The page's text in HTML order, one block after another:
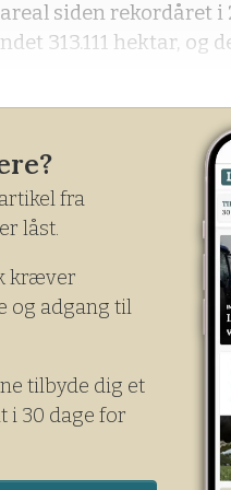
siden rekordåret i
313.111 hektar, og
fra
låst.
kræver
og adgang til
tilbyde dig et
i 30 dage for